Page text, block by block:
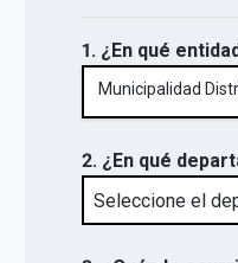
1. ¿En qué
Municipalidad
2. ¿En qué